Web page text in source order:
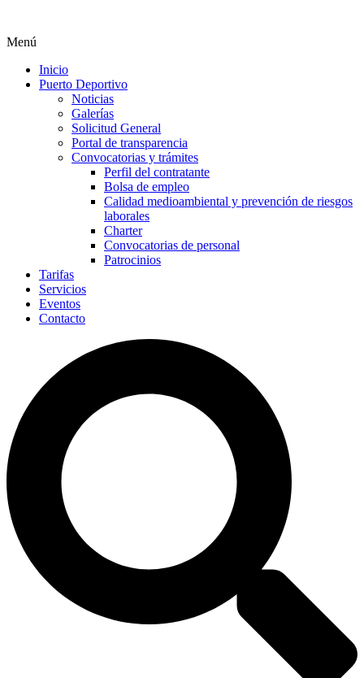
Menú
Inicio
Puerto Deportivo
Noticias
Galerías
Solicitud General
Portal de transparencia
Convocatorias y trámites
Perfil del contratante
Bolsa de empleo
Calidad medioambiental y prevención de riesgos
laborales
Charter
Convocatorias de personal
Patrocinios
Tarifas
Servicios
Eventos
Contacto